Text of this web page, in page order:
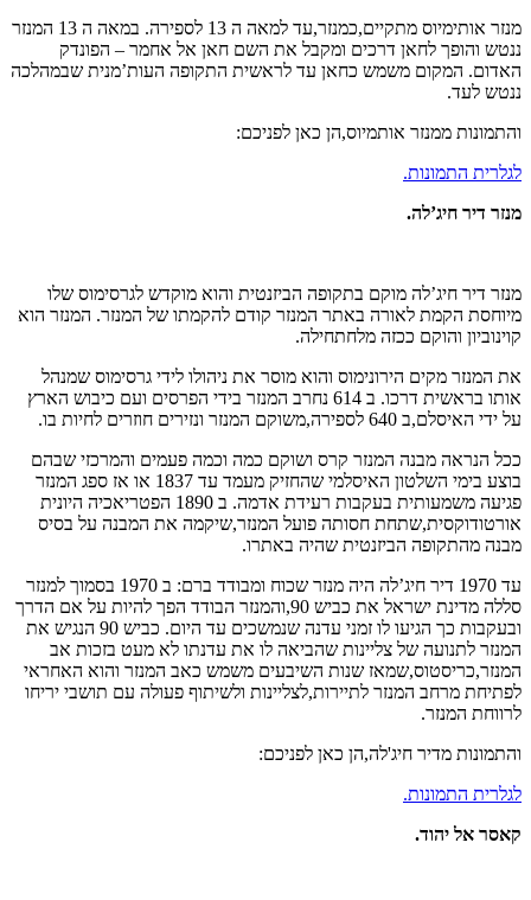
מנזר אותימיוס מתקיים,כמנזר,עד למאה ה 13 לספירה. במאה ה 13 המנזר
ננטש והופך לחאן דרכים ומקבל את השם חאן אל אחמר – הפונדק
האדום. המקום משמש כחאן עד לראשית התקופה העות’מנית שבמהלכה
ננטש לעד.
והתמונות ממנזר אותמיוס,הן כאן לפניכם:
לגלרית התמונות.
מנזר דיר חיג’לה.
מנזר דיר חיג’לה מוקם בתקופה הביזנטית והוא מוקדש לגרסימוס שלו
מיוחסת הקמת לאורה באתר המנזר קודם להקמתו של המנזר. המנזר הוא
קוינוביון והוקם ככזה מלחתחילה.
את המנזר מקים הירונימוס והוא מוסר את ניהולו לידי גרסימוס שמנהל
אותו בראשית דרכו. ב 614 נחרב המנזר בידי הפרסים ועם כיבוש הארץ
על ידי האיסלם,ב 640 לספירה,משוקם המנזר ונזירים חוזרים לחיות בו.
ככל הנראה מבנה המנזר קרס ושוקם כמה וכמה פעמים והמרכזי שבהם
בוצע בימי השלטון האיסלמי שהחזיק מעמד עד 1837 או אז ספג המנזר
פגיעה משמעותית בעקבות רעידת אדמה. ב 1890 הפטריאכיה היונית
אורטודוקסית,שתחת חסותה פועל המנזר,שיקמה את המבנה על בסיס
מבנה מהתקופה הביזנטית שהיה באתרו.
עד 1970 דיר חיג’לה היה מנזר שכוח ומבודד ברם: ב 1970 בסמוך למנזר
סללה מדינת ישראל את כביש 90,והמנזר הבודד הפך להיות על אם הדרך
ובעקבות כך הגיעו לו זמני עדנה שנמשכים עד היום. כביש 90 הנגיש את
המנזר לתנועה של צליינות שהביאה לו את עדנתו לא מעט בזכות אב
המנזר,כריסטוס,שמאז שנות השיבעים משמש כאב המנזר והוא האחראי
לפתיחת מרחב המנזר לתיירות,לצליינות ולשיתוף פעולה עם תושבי יריחו
לרווחת המנזר.
והתמונות מדיר חיג'לה,הן כאן לפניכם:
לגלרית התמונות.
קאסר אל יהוד.